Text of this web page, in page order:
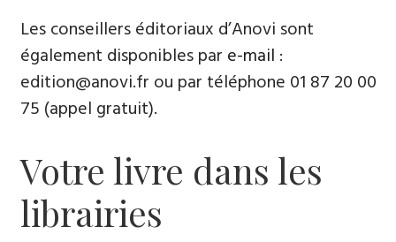
Les conseillers éditoriaux d’Anovi sont
également disponibles par e-mail :
edition@anovi.fr ou par téléphone 01 87 20 00
75 (appel gratuit).
Votre livre dans les
librairies